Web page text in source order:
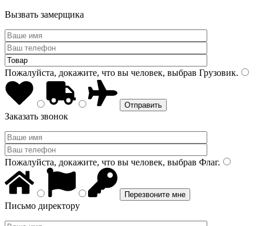
Вызвать замерщика
Пожалуйста, докажите, что вы человек, выбрав Грузовик.
Заказать звонок
Пожалуйста, докажите, что вы человек, выбрав Флаг.
Письмо директору